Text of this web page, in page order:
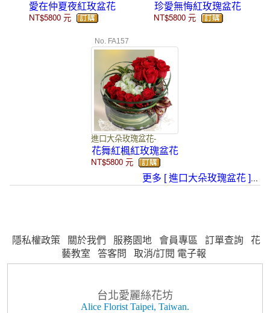
愛在仲夏夜紅玫盆花
NT$5800元
珍愛無悔紅玫瑰盆花
NT$5800 元
No. FA157
進口大朵玫瑰盆花-
花舞紅楓紅玫瑰盆花
NT$5800 元
更多 [ 進口大朵玫瑰盆花 ]...
隱私權政策 關於我們 服務園地 會員專區 訂單查詢
花
藝教室
答客問 取消/訂閱 電子報
台北愛麗絲花坊
Alice Florist Taipei, Taiwan.